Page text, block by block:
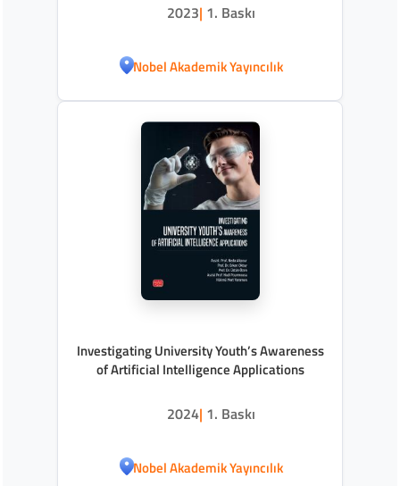
2023| 1. Baskı
Nobel Akademik Yayıncılık
Investigating University Youth’s Awareness
of Artificial Intelligence Applications
2024| 1. Baskı
Nobel Akademik Yayıncılık